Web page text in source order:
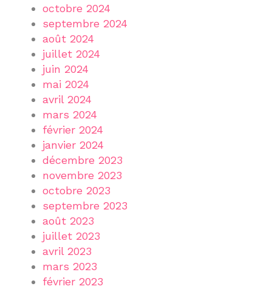
octobre 2024
septembre 2024
août 2024
juillet 2024
juin 2024
mai 2024
avril 2024
mars 2024
février 2024
janvier 2024
décembre 2023
novembre 2023
octobre 2023
septembre 2023
août 2023
juillet 2023
avril 2023
mars 2023
février 2023